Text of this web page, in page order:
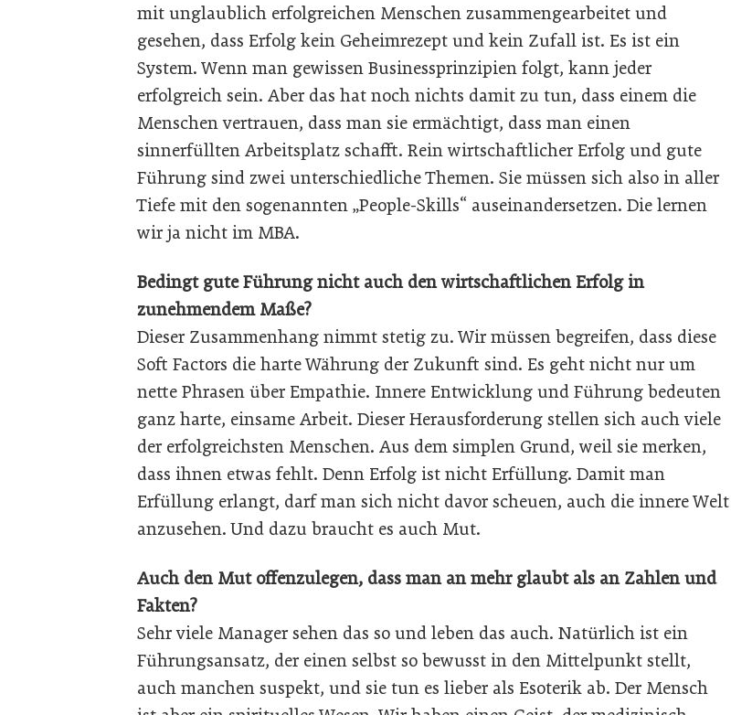
mit unglaublich erfolgreichen Menschen zusammengearbeitet und
gesehen, dass Erfolg kein Geheimrezept und kein Zufall ist. Es ist ein
System. Wenn man gewissen Businessprinzipien folgt, kann jeder
erfolgreich sein. Aber das hat noch nichts damit zu tun, dass einem die
Menschen vertrauen, dass man sie ermächtigt, dass man einen
sinnerfüllten Arbeitsplatz schafft. Rein wirtschaftlicher Erfolg und gute
Führung sind zwei unterschiedliche Themen. Sie müssen sich also in aller
Tiefe mit den sogenannten „People-Skills“ auseinandersetzen. Die lernen
wir ja nicht im MBA.
Bedingt gute Führung nicht auch den wirtschaftlichen Erfolg in
zunehmendem Maße?
Dieser Zusammenhang nimmt stetig zu. Wir müssen begreifen, dass diese
Soft Factors die harte Währung der Zukunft sind. Es geht nicht nur um
nette Phrasen über Empathie. Innere Entwicklung und Führung bedeuten
ganz harte, einsame Arbeit. Dieser Herausforderung stellen sich auch viele
der erfolgreichsten Menschen. Aus dem simplen Grund, weil sie merken,
dass ihnen etwas fehlt. Denn Erfolg ist nicht Erfüllung. Damit man
Erfüllung erlangt, darf man sich nicht davor scheuen, auch die innere Welt
anzusehen. Und dazu braucht es auch Mut.
Auch den Mut offenzulegen, dass man an mehr glaubt als an Zahlen und
Fakten?
Sehr viele Manager sehen das so und leben das auch. Natürlich ist ein
Führungsansatz, der einen selbst so bewusst in den Mittelpunkt stellt,
auch manchen suspekt, und sie tun es lieber als Esoterik ab. Der Mensch